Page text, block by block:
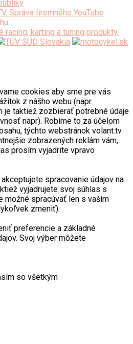
cookies aby sme pre vás
z nášho webu (napr.
je taktiež zozbierať potrebné údaje
napr). Robíme to za účelom
týchto webstránok volant.tv
zobrazených reklám vám,
prosím vyjadrite vpravo
spracovanie údajov na
vyjadrujete svoj súhlas s
možné spracúvať len s vaším
zmeniť).
preferencie a základné
Svoj výber môžete
so všetkým